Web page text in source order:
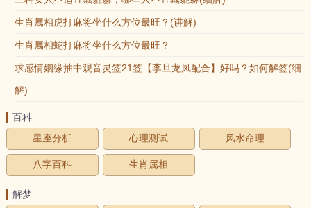
生肖属相虎打麻将坐什么方位最旺？(讲解)
生肖属相蛇打麻将坐什么方位最旺？
求感情姻缘抽中观音灵签21签【李旦龙凤配合】好吗？如何解签(细
解)
百科
星座分析
心理测试 风水命理
八字百科 生肖属相
解梦